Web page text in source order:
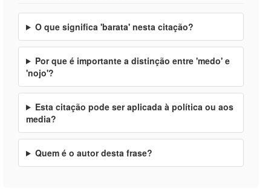
O que significa 'barata' nesta citação?
Por que é importante a distinção entre 'medo' e
'nojo'?
Esta citação pode ser aplicada à política ou aos
media?
Quem é o autor desta frase?